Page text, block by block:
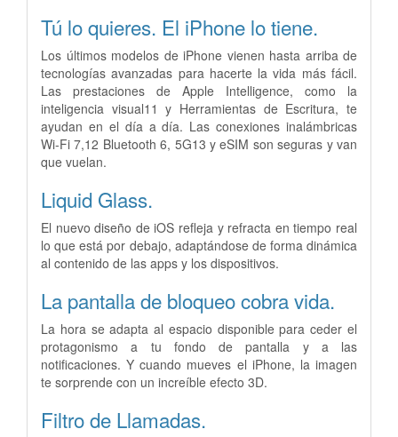
Tú lo quieres. El iPhone lo tiene.
Los últimos modelos de iPhone vienen hasta arriba de
tecnologías avanzadas para hacerte la vida más fácil.
Las prestaciones de Apple Intelligence, como la
inteligencia visual11 y Herramientas de Escritura, te
ayudan en el día a día. Las conexiones inalámbricas
Wi‑Fi 7,12 Bluetooth 6, 5G13 y eSIM son seguras y van
que vuelan.
Liquid Glass.
El nuevo diseño de iOS refleja y refracta en tiempo real
lo que está por debajo, adaptándose de forma dinámica
al contenido de las apps y los dispositivos.
La pantalla de bloqueo cobra vida.
La hora se adapta al espacio disponible para ceder el
protagonismo a tu fondo de pantalla y a las
notificaciones. Y cuando mueves el iPhone, la imagen
te sorprende con un increíble efecto 3D.
Filtro de Llamadas.